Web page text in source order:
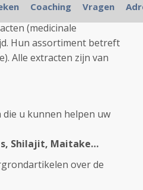
(medicinale
Hun assortiment betreft
Alle extracten zijn van
u kunnen helpen uw
Shilajit, Maitake…
over de
Coaching Vragen